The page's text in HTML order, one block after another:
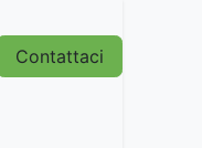
Contattaci